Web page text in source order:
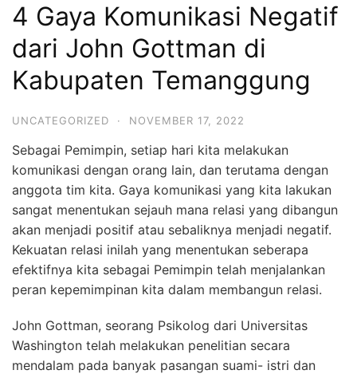
4 Gaya Komunikasi Negatif
dari John Gottman di
Kabupaten Temanggung
UNCATEGORIZED · NOVEMBER 17, 2022
Sebagai Pemimpin, setiap hari kita melakukan
komunikasi dengan orang lain, dan terutama dengan
anggota tim kita. Gaya komunikasi yang kita lakukan
sangat menentukan sejauh mana relasi yang dibangun
akan menjadi positif atau sebaliknya menjadi negatif.
Kekuatan relasi inilah yang menentukan seberapa
efektifnya kita sebagai Pemimpin telah menjalankan
peran kepemimpinan kita dalam membangun relasi.
John Gottman, seorang Psikolog dari Universitas
Washington telah melakukan penelitian secara
mendalam pada banyak pasangan suami- istri dan